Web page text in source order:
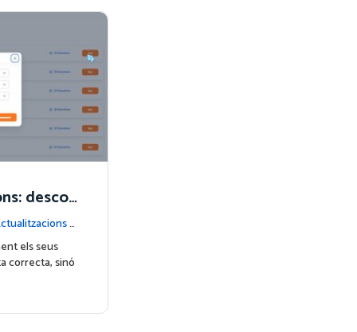
descob
alumn
d
els seus
correcta, sinó